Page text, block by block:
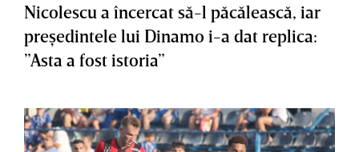
Nicolescu a încercat să-l păcălească, iar
preşedintele lui Dinamo i-a dat replica:
”Asta a fost istoria”